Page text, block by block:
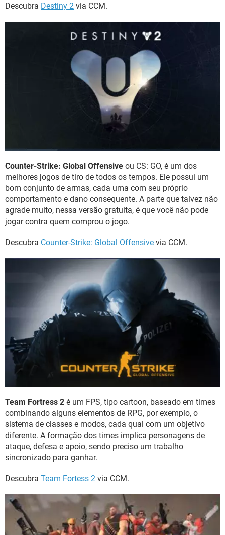
Descubra Destiny 2 via CCM.
Counter-Strike: Global Offensive ou CS: GO, é um dos
melhores jogos de tiro de todos os tempos. Ele possui um
bom conjunto de armas, cada uma com seu próprio
comportamento e dano consequente. A parte que talvez não
agrade muito, nessa versão gratuita, é que você não pode
jogar contra quem comprou o jogo.
Descubra Counter-Strike: Global Offensive via CCM.
Team Fortress 2 é um FPS, tipo cartoon, baseado em times
combinando alguns elementos de RPG, por exemplo, o
sistema de classes e modos, cada qual com um objetivo
diferente. A formação dos times implica personagens de
ataque, defesa e apoio, sendo preciso um trabalho
sincronizado para ganhar.
Descubra Team Fortess 2 via CCM.